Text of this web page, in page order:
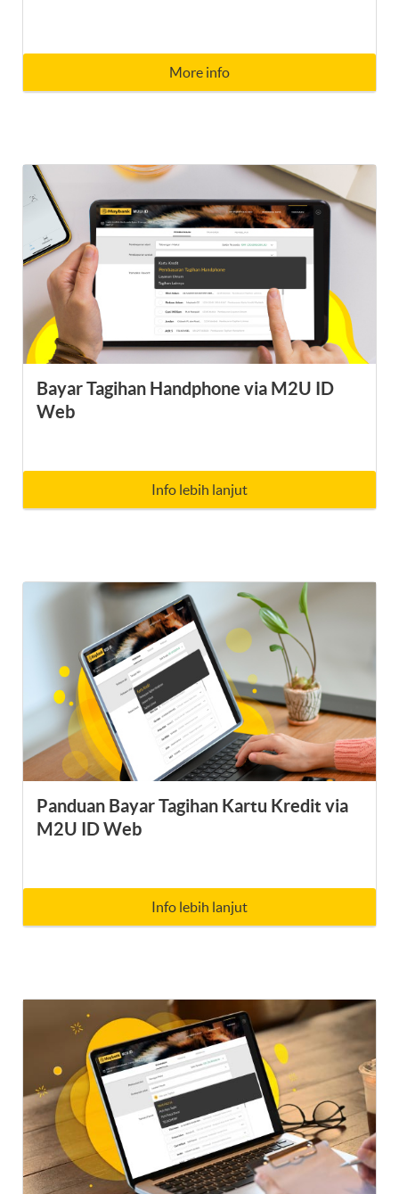
More info
Bayar Tagihan Handphone via M2U ID
Web
Info lebih lanjut
Panduan Bayar Tagihan Kartu Kredit via
M2U ID Web
Info lebih lanjut